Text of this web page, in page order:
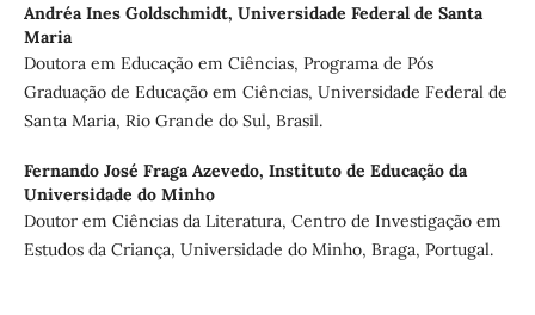
Andréa Ines Goldschmidt, Universidade Federal de Santa
Maria
Doutora em Educação em Ciências, Programa de Pós
Graduação de Educação em Ciências, Universidade Federal de
Santa Maria, Rio Grande do Sul, Brasil.
Fernando José Fraga Azevedo, Instituto de Educação da
Universidade do Minho
Doutor em Ciências da Literatura, Centro de Investigação em
Estudos da Criança, Universidade do Minho, Braga, Portugal.